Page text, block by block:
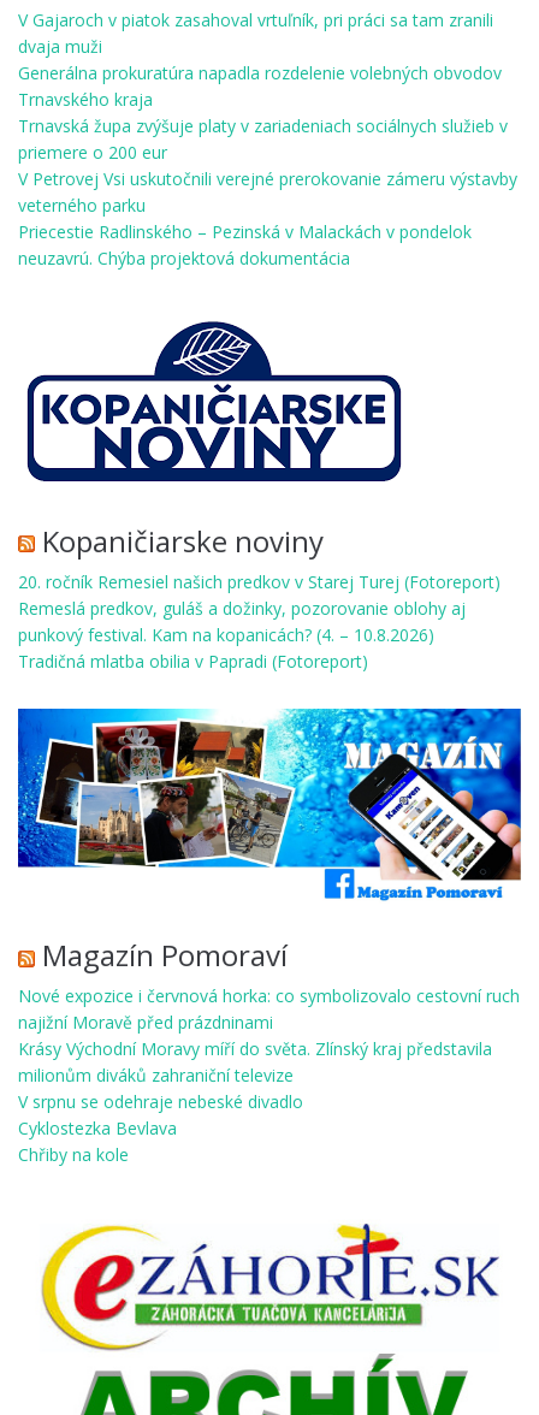
V Gajaroch v piatok zasahoval vrtuľník, pri práci sa tam zranili
dvaja muži
Generálna prokuratúra napadla rozdelenie volebných obvodov
Trnavského kraja
Trnavská župa zvýšuje platy v zariadeniach sociálnych služieb v
priemere o 200 eur
V Petrovej Vsi uskutočnili verejné prerokovanie zámeru výstavby
veterného parku
Priecestie Radlinského – Pezinská v Malackách v pondelok
neuzavrú. Chýba projektová dokumentácia
Kopaničiarske noviny
20. ročník Remesiel našich predkov v Starej Turej (Fotoreport)
Remeslá predkov, guláš a dožinky, pozorovanie oblohy aj
punkový festival. Kam na kopanicách? (4. – 10.8.2026)
Tradičná mlatba obilia v Papradi (Fotoreport)
Magazín Pomoraví
Nové expozice i červnová horka: co symbolizovalo cestovní ruch
najižní Moravě před prázdninami
Krásy Východní Moravy míří do světa. Zlínský kraj představila
milionům diváků zahraniční televize
V srpnu se odehraje nebeské divadlo
Cyklostezka Bevlava
Chřiby na kole